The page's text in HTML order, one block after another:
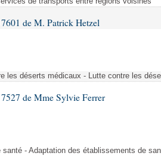
de M. Patrick Hetzel
les déserts médicaux - Lutte contre les
de Mme Sylvie Ferrer
- Adaptation des établissements de